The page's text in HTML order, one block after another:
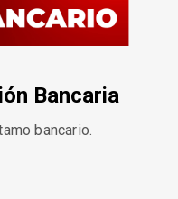
Bancaria
bancario.